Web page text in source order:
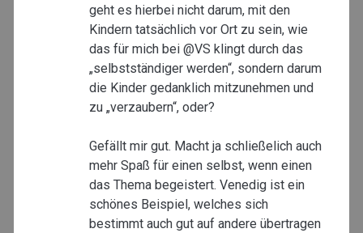
geht es hierbei nicht darum, mit den
Kindern tatsächlich vor Ort zu sein, wie
das für mich bei @VS klingt durch das
„selbstständiger werden“, sondern darum
die Kinder gedanklich mitzunehmen und
zu „verzaubern“, oder?
Gefällt mir gut. Macht ja schließelich auch
mehr Spaß für einen selbst, wenn einen
das Thema begeistert. Venedig ist ein
schönes Beispiel, welches sich
bestimmt auch gut auf andere übertragen